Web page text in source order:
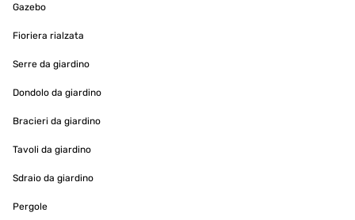
Gazebo
Fioriera rialzata
Serre da giardino
Dondolo da giardino
Bracieri da giardino
Tavoli da giardino
Sdraio da giardino
Pergole